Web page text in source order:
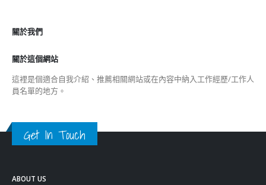
關於我們
關於這個網站
這裡是個適合自我介紹、推薦相關網站或在內容中納入工作經歷/工作人
員名單的地方。
Get In Touch
ABOUT US